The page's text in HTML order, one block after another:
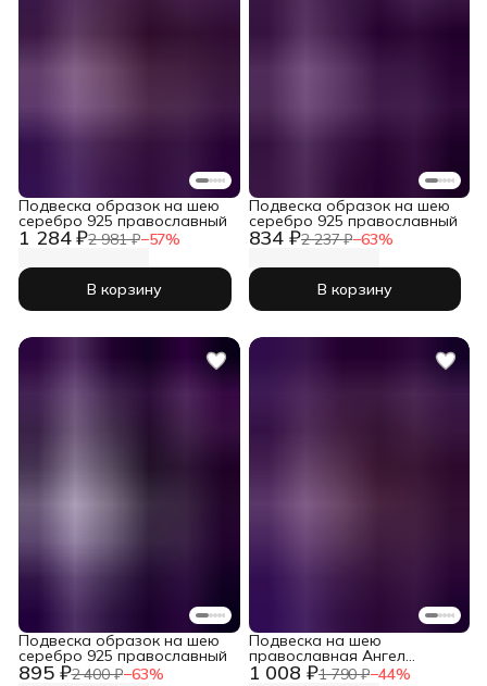
1 284 ₽2 981 ₽−57%
Подвеска образок на шею
серебро 925 православный
В корзину
834 ₽2 237 ₽−63%
Подвеска образок на шею
серебро 925 православный
В корзину
895 ₽2 400 ₽−63%
Подвеска образок на шею
серебро 925 православный
1 008 ₽1 790 ₽−44%
Подвеска на шею
православная Ангел
Хранитель серебро 925